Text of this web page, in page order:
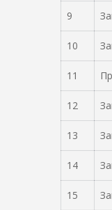
9
10
11
12
13
14
15